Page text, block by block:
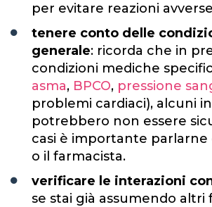
per evitare reazioni
tenere conto delle
generale: ricorda che in
condizioni mediche
asma, BPCO, pressione
problemi cardiaci), alcuni
potrebbero non essere
casi è importante parlarne
o il farmacista.
verificare le interazioni
se stai già assumendo altri